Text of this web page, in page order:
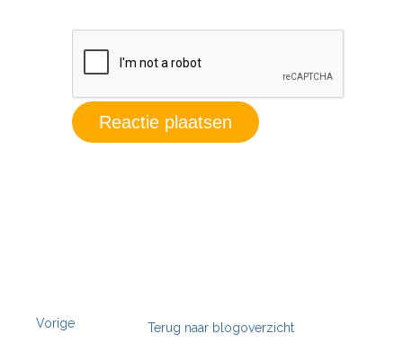
Vorige Terug naar blogoverzicht